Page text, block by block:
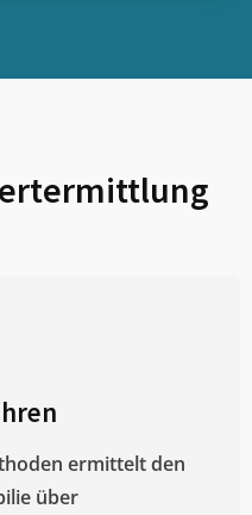
ermittelt den
über